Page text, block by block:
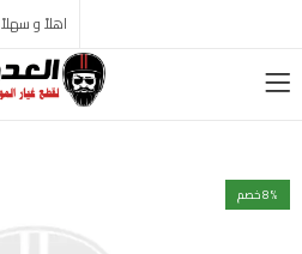
اهلاً و سهلاً
8% خصم